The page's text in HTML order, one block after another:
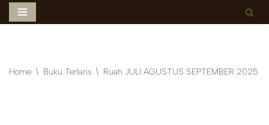
Home \ Buku Terlaris \ Ruah JULI AGUSTUS SEPTEMBER 2025